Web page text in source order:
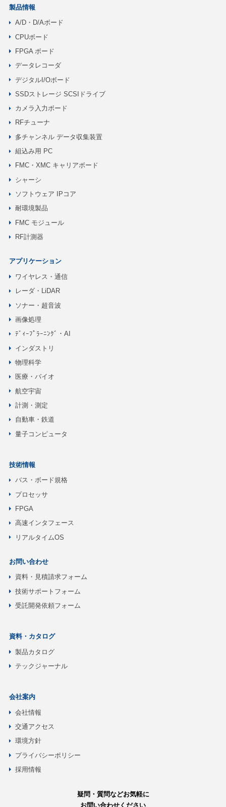
製品情報
A/D・D/Aボード
CPUボード
FPGA ボード
データレコーダ
デジタルI/Oボード
SSDストレージ SCSIドライブ
カメラ入力ボード
RFチューナ
多チャンネル データ収集装置
組込み用 PC
FMC・XMC キャリアボード
シャーシ
ソフトウェア IPコア
耐環境製品
FMC モジュール
RF計測器
アプリケーション
ワイヤレス・通信
レーダ・LiDAR
ソナー・超音波
画像処理
ﾃﾞｨｰﾌﾟﾗｰﾆﾝｸﾞ・AI
インダストリ
物理科学
医療・バイオ
航空宇宙
計測・測定
自動車・鉄道
量子コンピュータ
技術情報
バス・ボード規格
プロセッサ
FPGA
高速インタフェース
リアルタイムOS
お問い合わせ
資料・見積請求フォーム
技術サポートフォーム
受託開発依頼フォーム
資料・カタログ
製品カタログ
テックジャーナル
会社案内
会社情報
交通アクセス
環境方針
プライバシーポリシー
採用情報
疑問・質問などお気軽に
お問い合わせください